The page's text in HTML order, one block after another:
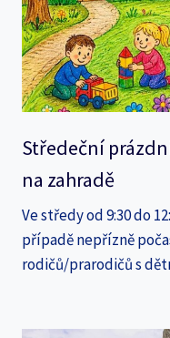
Středeční
na zahradě
Ve středy od 9:30 do
případě nepřízně
rodičů/prarodičů s